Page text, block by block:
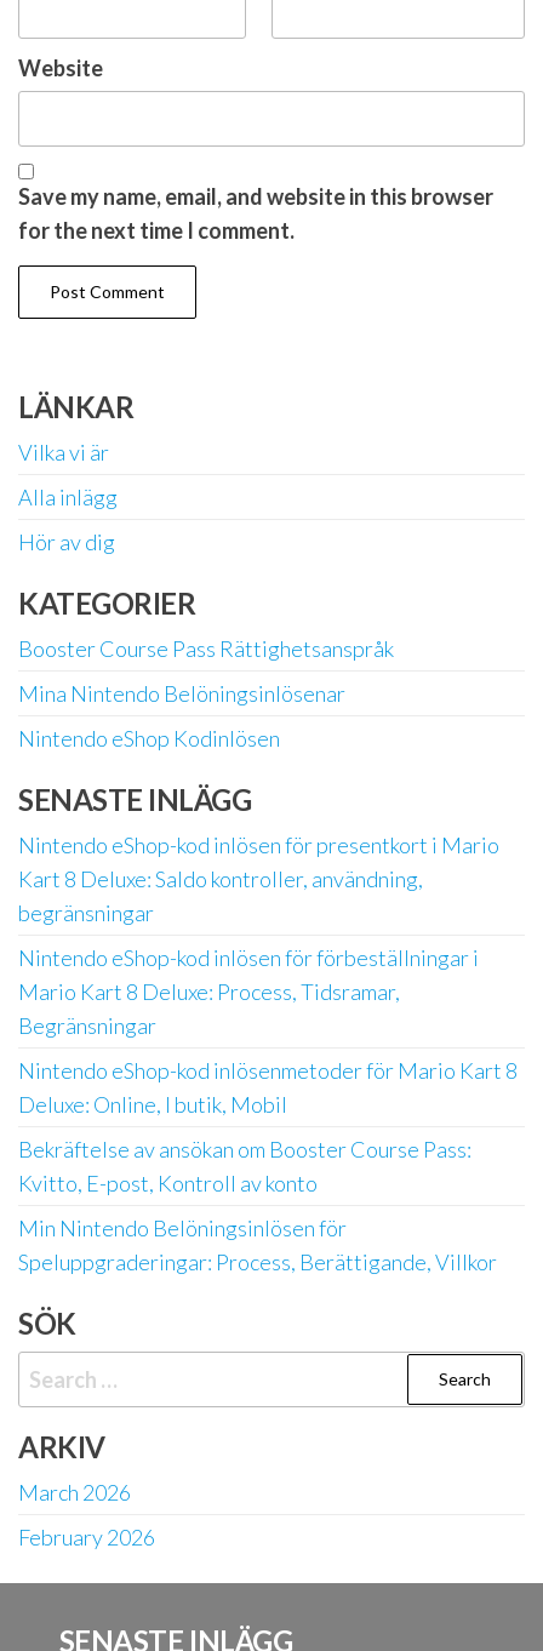
Website
Save my name, email, and website in this browser
for the next time I comment.
LÄNKAR
Vilka vi är
Alla inlägg
Hör av dig
KATEGORIER
Booster Course Pass Rättighetsanspråk
Mina Nintendo Belöningsinlösenar
Nintendo eShop Kodinlösen
SENASTE INLÄGG
Nintendo eShop-kod inlösen för presentkort i Mario
Kart 8 Deluxe: Saldo kontroller, användning,
begränsningar
Nintendo eShop-kod inlösen för förbeställningar i
Mario Kart 8 Deluxe: Process, Tidsramar,
Begränsningar
Nintendo eShop-kod inlösenmetoder för Mario Kart 8
Deluxe: Online, I butik, Mobil
Bekräftelse av ansökan om Booster Course Pass:
Kvitto, E-post, Kontroll av konto
Min Nintendo Belöningsinlösen för
Speluppgraderingar: Process, Berättigande, Villkor
SÖK
Search
for:
ARKIV
March 2026
February 2026
SENASTE INLÄGG